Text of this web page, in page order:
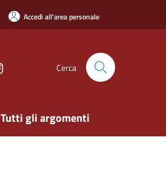
Accedi all'area personale
Cerca
Tutti gli argomenti